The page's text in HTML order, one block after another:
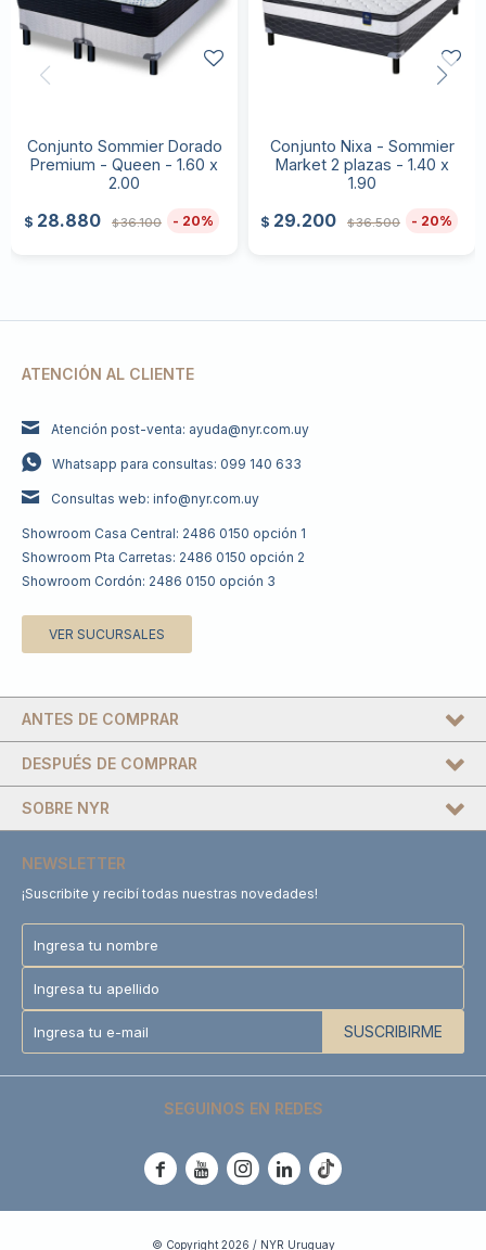
Conjunto Sommier Dorado
Premium - Queen - 1.60 x
2.00
$ 28.880 $36.100 20
Conjunto Nixa - Sommier
Market 2 plazas - 1.40 x
1.90
$ 29.200 $36.500 20
ATENCIÓN AL CLIENTE
Atención post-venta: ayuda@nyr.com.uy
Whatsapp para consultas: 099 140 633
Consultas web: info@nyr.com.uy
Showroom Casa Central: 2486 0150 opción 1
Showroom Pta Carretas: 2486 0150 opción 2
Showroom Cordón: 2486 0150 opción 3
VER SUCURSALES
DESPUÉS DE COMPRAR
SOBRE NYR
ANTES DE COMPRAR
NEWSLETTER
¡Suscribite y recibí todas nuestras novedades!
SUSCRIBIRME
SEGUINOS EN REDES
    
© Copyright 2026 / NYR Uruguay